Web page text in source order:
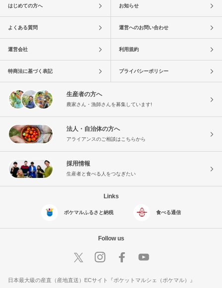
はじめての方へ お知らせ
よくある質問 運営へのお問い合わせ
運営会社 利用規約
特商法に基づく表記 プライバシーポリシー
生産者の方へ
農家さん・漁師さんを募集しています!
法人・自治体の方へ
アライアンスのご相談はこちらから
採用情報
生産者と食べる人をつなぎたい
Links
ポケマルふるさと納税 食べる通信
Follow us
日本最大級の産直（産地直送）ECサイト『ポケットマルシェ（ポケマル）』